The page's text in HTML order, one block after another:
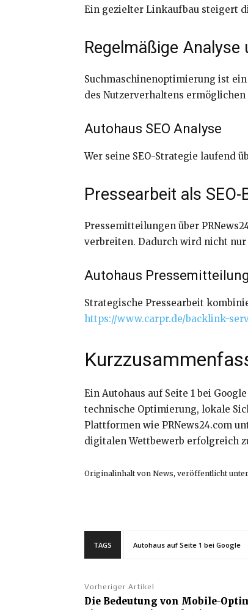
Ein gezielter Linkaufbau steigert
Regelmäßige
Suchmaschinenoptimierung ist
des Nutzerverhaltens
Autohaus SEO Analyse
Wer seine SEO-Strategie laufend
Pressearbeit als
Pressemitteilungen über
verbreiten. Dadurch wird nicht
Autohaus
Strategische Pressearbeit
https://www.carpr.de/backlink-
Ein Autohaus auf Seite 1 bei
technische Optimierung, lokale
Plattformen wie PRNews24.com
digitalen Wettbewerb erfolgreich
Originalinhalt von News, veröffentlicht
TAGS Autohaus auf Seite 1 bei Google
Vorheriger Artikel
Die Bedeutung von Mobile-